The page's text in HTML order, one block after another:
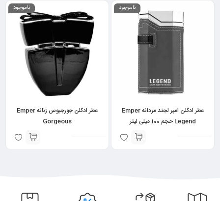
ناموجود
عطر ادکلن امپر لجند مردانه Emper
Legend حجم 100 میلی لیتر
ناموجود
عطر ادکلن جورجیوس زنانه Emper
Gorgeous